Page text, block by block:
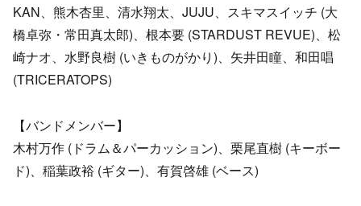
KAN、熊木杏里、清水翔太、JUJU、スキマスイッチ (大
橋卓弥・常田真太郎)、根本要 (STARDUST REVUE)、松
崎ナオ、水野良樹 (いきものがかり)、矢井田瞳、和田唱
(TRICERATOPS)
【バンドメンバー】
木村万作 (ドラム＆パーカッション)、栗尾直樹 (キーボー
ド)、稲葉政裕 (ギター)、有賀啓雄 (ベース)